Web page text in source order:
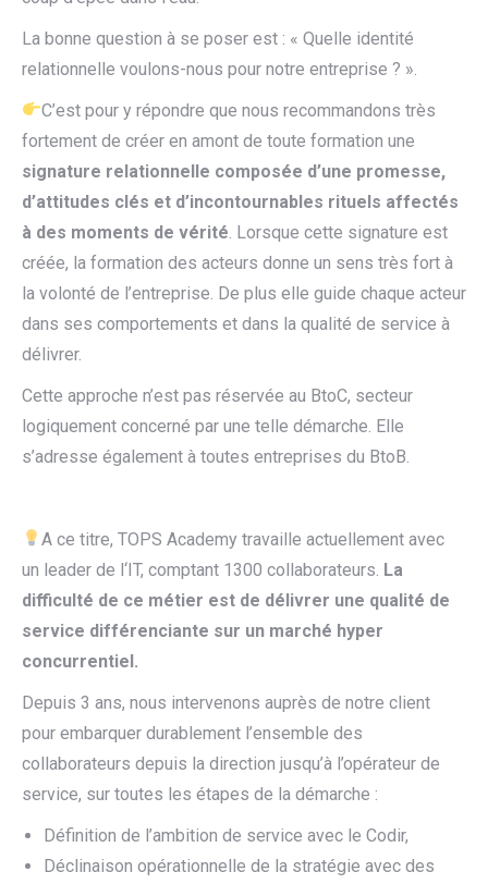
La bonne question à se poser est : « Quelle identité
relationnelle voulons-nous pour notre entreprise ? ».
C’est pour y répondre que nous recommandons très
fortement de créer en amont de toute formation une
signature relationnelle composée d’une promesse,
d’attitudes clés et d’incontournables rituels affectés
à des moments de vérité . Lorsque cette signature est
créée, la formation des acteurs donne un sens très fort à
la volonté de l’entreprise. De plus elle guide chaque acteur
dans ses comportements et dans la qualité de service à
délivrer.
Cette approche n’est pas réservée au BtoC, secteur
logiquement concerné par une telle démarche. Elle
s’adresse également à toutes entreprises du BtoB.
A ce titre, TOPS Academy travaille actuellement avec
un leader de l‘IT, comptant 1300 collaborateurs. La
difficulté de ce métier est de délivrer une qualité de
service différenciante sur un marché hyper
concurrentiel.
Depuis 3 ans, nous intervenons auprès de notre client
pour embarquer durablement l’ensemble des
collaborateurs depuis la direction jusqu’à l’opérateur de
service, sur toutes les étapes de la démarche :
Définition de l’ambition de service avec le Codir,
Déclinaison opérationnelle de la stratégie avec des